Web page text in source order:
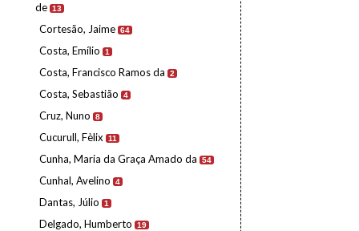
de 13
Cortesão, Jaime 64
Costa, Emílio 1
Costa, Francisco Ramos da 2
Costa, Sebastião 4
Cruz, Nuno 8
Cucurull, Fèlix 11
Cunha, Maria da Graça Amado da 54
Cunhal, Avelino 4
Dantas, Júlio 1
Delgado, Humberto 19